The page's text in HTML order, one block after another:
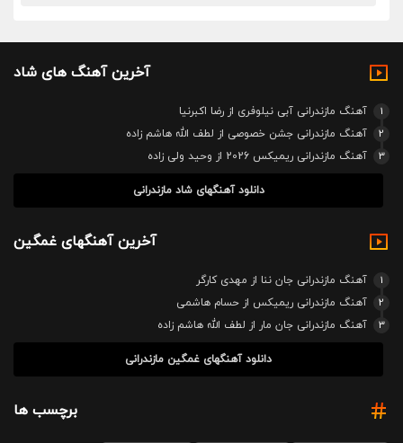
آخرین آهنگ های شاد
1
آهنگ مازندرانی آبی نیلوفری از رضا اکبرنیا
2
آهنگ مازندرانی جشن خصوصی از لطف الله هاشم زاده
3
آهنگ مازندرانی ریمیکس 2026 از وحید ولی زاده
دانلود آهنگهای شاد مازندرانی
آخرین آهنگهای غمگین
1
آهنگ مازندرانی جان ننا از مهدی کارگر
2
آهنگ مازندرانی ریمیکس از حسام هاشمی
3
آهنگ مازندرانی جان مار از لطف الله هاشم زاده
دانلود آهنگهای غمگین مازندرانی
برچسب ها